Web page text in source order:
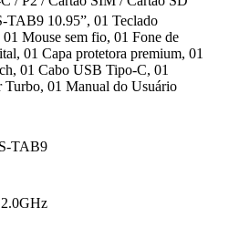
TAB9 10.95”, 01 Teclado
01 Mouse sem fio, 01 Fone de
01 Capa protetora premium, 01
01 Cabo USB Tipo-C, 01
Turbo, 01 Manual do Usuário
TAB9